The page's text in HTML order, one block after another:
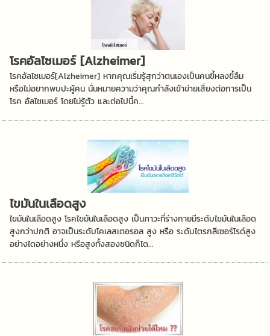
โรคอัลไซเมอร์ [Alzheimer]
โรคอัลไซเมอร์[Alzheimer] หากคุณเริ่มรู้สุกว่าตนเองเป็นคนขี้หลงขี้ลืม
หรือไม่อยากพบปะผู้คน นั่นหมายความว่าคุณกำลังเข้าข่ายเสี่ยงต่อการเป็น
โรค อัลไซเมอร์ โดยไม่รู้ตัว และต่อไปนี้ค...
ไขมันในเลือดสูง
ไขมันในเลือดสูง โรคไขมันในเลือดสูง เป็นภาวะที่ร่างกายมีระดับไขมันในเลือด
สูงกว่าปกติ อาจเป็นระดับโคเลสเตอรอล สูง หรือ ระดับไตรกลีเซอร์ไรด์สูง
อย่างไดอย่างหนึ่ง หรือสูงทั้งสองชนิดก็ได...